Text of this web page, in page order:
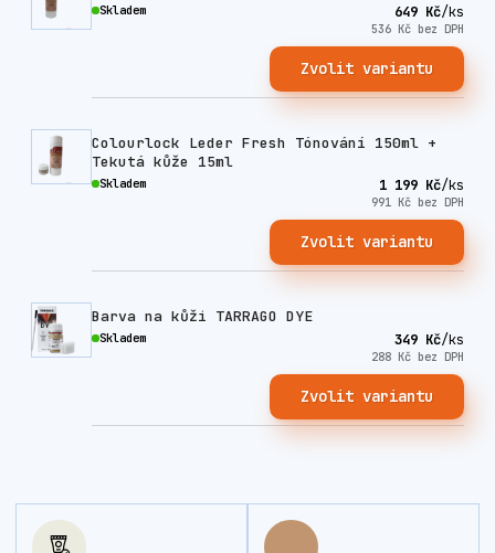
649 Kč/ks
536 Kč bez DPH
Skladem
Zvolit variantu
Colourlock Leder Fresh Tónování 150ml +
Tekutá kůže 15ml
1 199 Kč/ks
991 Kč bez DPH
Skladem
Zvolit variantu
Barva na kůži TARRAGO DYE
349 Kč/ks
288 Kč bez DPH
Skladem
Zvolit variantu